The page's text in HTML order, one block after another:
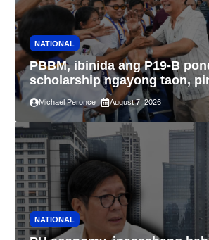
NATIONAL
PBBM, ibinida ang P19-B
scholarship ngayong taon,
sa kasaysayan ng TESDA
Michael Peronce August 7, 2026
NATIONAL